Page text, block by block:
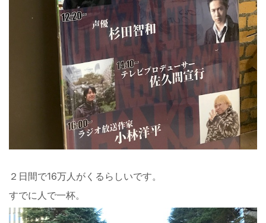
２日間で16万人がくるらしいです。
すでに人で一杯。